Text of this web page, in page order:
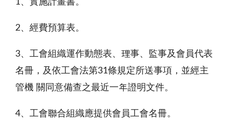
2、經費預算表。
3、工會組織運作動態表、理事、監事及會員代表
名冊，及依工會法第31條規定所送事項，並經主
管機 關同意備查之最近一年證明文件。
4、工會聯合組織應提供會員工會名冊。